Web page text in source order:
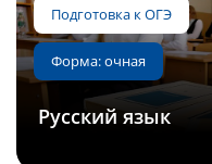
Подготовка к ЕГЭ
Форма: очная
Русский язык